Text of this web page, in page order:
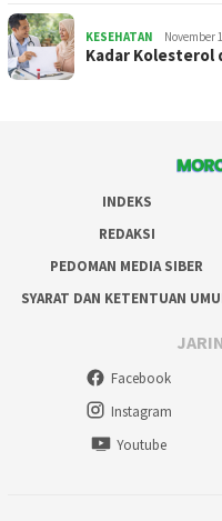
KESEHATAN November
Kadar Kolesterol
INDEKS
REDAKSI
PEDOMAN MEDIA SIBER
SYARAT DAN KETENTUAN
Facebook
Instagram
Youtube